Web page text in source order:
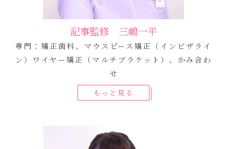
記事監修 三嶋一平
専門：矯正歯科、マウスピース矯正（インビザライ
ン）ワイヤー矯正（マルチブラケット）、かみ合わ
せ
もっと見る